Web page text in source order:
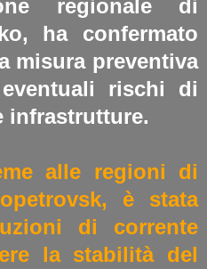
regionale di
ha confermato
misura preventiva
rischi di
infrastrutture.
alle regioni di
è stata
di corrente
la stabilità del